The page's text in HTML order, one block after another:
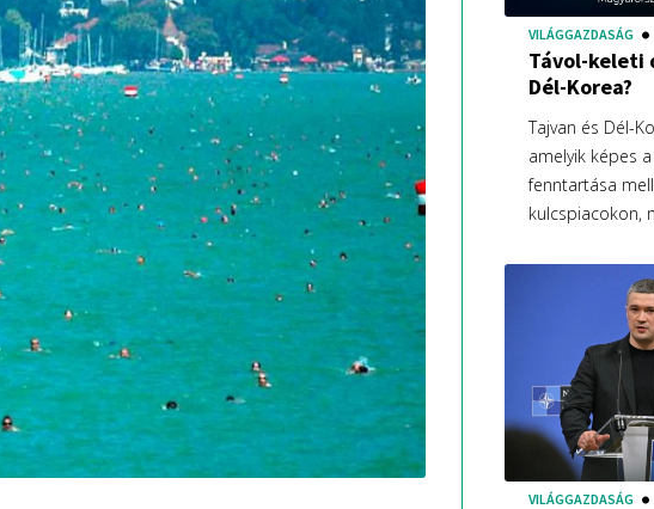
VILÁGGAZDASÁG
Távol-keleti
Dél-Korea?
Tajvan és Dél-
amelyik képes
fenntartása
kulcspiacokon,
VILÁGGAZDASÁG